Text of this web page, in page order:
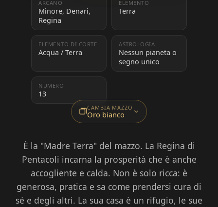
ARCANO
Minore, Denari,
Regina
ELEMENTO
Terra
ELEMENTO DI CORTE
Acqua / Terra
ASTROLOGIA
Nessun pianeta o
segno unico
NUMERO
13
CAMBIA MAZZO
Oro bianco
È la "Madre Terra" del mazzo. La Regina di
Pentacoli incarna la prosperità che è anche
accogliente e calda. Non è solo ricca: è
generosa, pratica e sa come prendersi cura di
sé e degli altri. La sua casa è un rifugio, le sue